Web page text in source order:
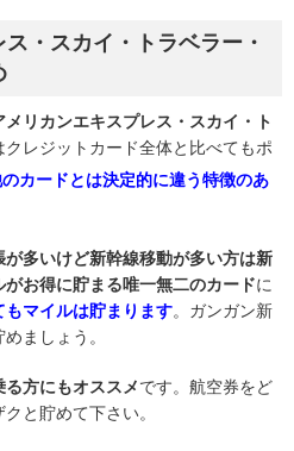
・スカイ・トラベラー・
メリカンエキスプレス・スカイ・ト
クレジットカード全体と比べてもポ
のカードとは決定的に違う特徴のあ
が多いけど新幹線移動が多い方は新
お得に貯まる唯一無二のカードに
マイルは貯まります。ガンガン新
ましょう。
方にもオススメです。航空券をど
と貯めて下さい。